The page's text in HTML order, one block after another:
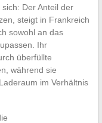
Der Anteil der
steigt in Frankreich
sowohl an das
Ihr
überfüllte
während sie
im Verhältnis